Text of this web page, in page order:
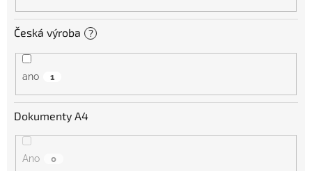
Česká výroba ?
ano 1
Dokumenty A4
Ano 0